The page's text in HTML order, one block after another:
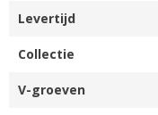
Levertijd
Collectie
V-groeven